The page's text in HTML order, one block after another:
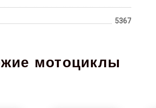
5367
мотоциклы